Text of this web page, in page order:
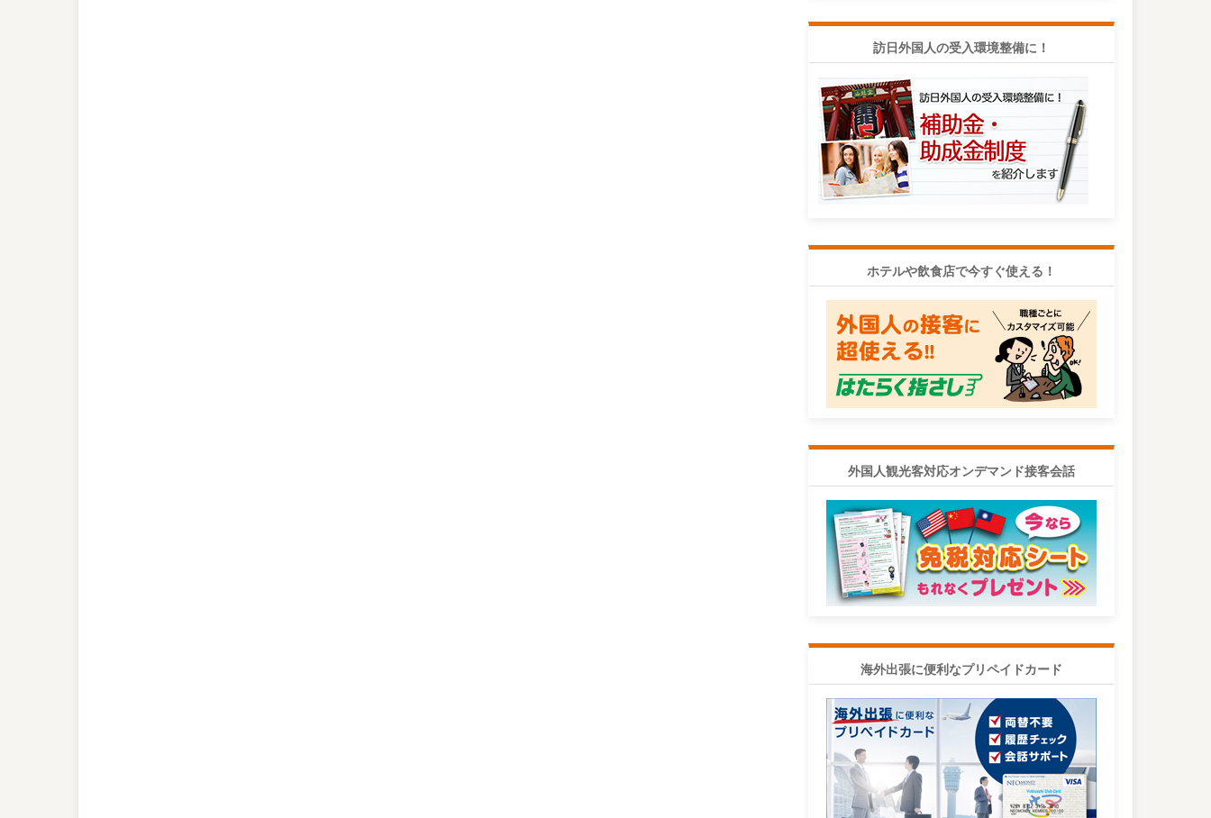
訪日外国人の受入環境整備に！
ホテルや飲食店で今すぐ使える！
外国人観光客対応オンデマンド接客会話
海外出張に便利なプリペイドカード